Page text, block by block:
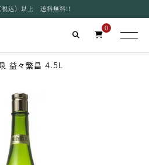
税込）以上 送料無料!!
0
益々繁昌 4.5L